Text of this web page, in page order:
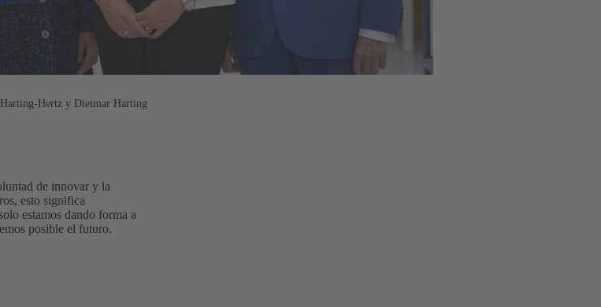
Hertz y Dietmar Harting
de innovar y la
esto significa
estamos dando forma a
posible el futuro.